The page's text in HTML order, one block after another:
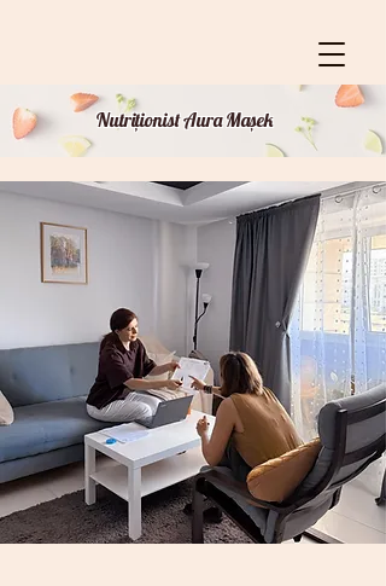
Nutriționist Aura Mașek